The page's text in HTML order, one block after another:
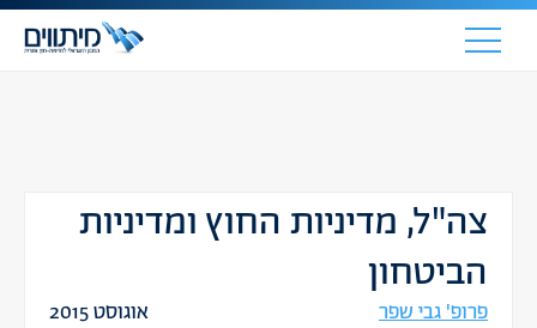
צה"ל, מדיניות החוץ ומדיניות
הביטחון
פרופ' גבי שפר אוגוסט 2015